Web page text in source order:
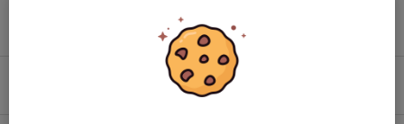
Inställd träning Lördag
0
Säsongen 2025/26